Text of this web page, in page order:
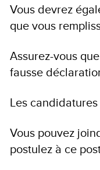
Vous devrez
que vous
Assurez-vous
fausse
Les
Vous pouvez
postulez à ce